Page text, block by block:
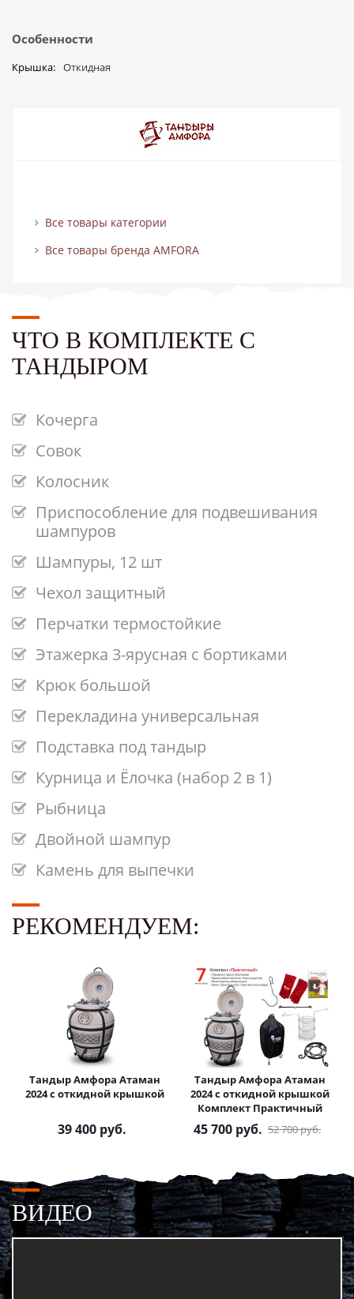
Особенности
Крышка Откидная
Все товары категории
Все товары бренда AMFORA
ЧТО В КОМПЛЕКТЕ С
ТАНДЫРОМ
Кочерга
Совок
Колосник
Приспособление для подвешивания
шампуров
Шампуры, 12 шт
Чехол защитный
Перчатки термостойкие
Этажерка 3-ярусная с бортиками
Крюк большой
Перекладина универсальная
Подставка под тандыр
Курница и Ёлочка (набор 2 в 1)
Рыбница
Двойной шампур
Камень для выпечки
РЕКОМЕНДУЕМ:
Тандыр Амфора Атаман
2024 с откидной крышкой
39 400 руб.
Тандыр Амфора Атаман
2024 с откидной крышкой
Комплект Практичный
45 700 руб. 52 700руб.
ВИДЕО